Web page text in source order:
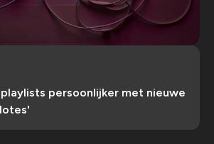
persoonlijker met nieuwe